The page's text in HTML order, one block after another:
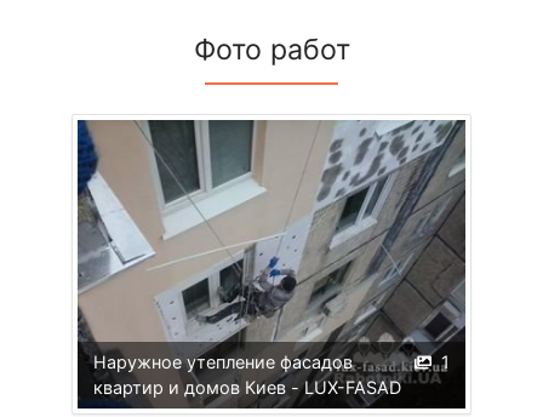
Фото работ
1
Наружное утепление фасадов
квартир и домов Киев - LUX-FASAD